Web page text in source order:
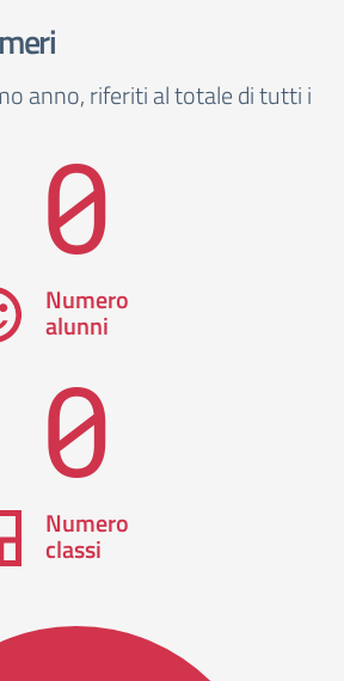
anno, riferiti al totale di tutti i
0
Numero
alunni
0
Numero
classi